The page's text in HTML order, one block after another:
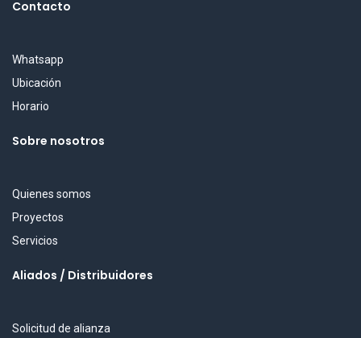
Contacto
Whatsapp
Ubicación
Horario
Sobre nosotros
Quienes somos
Proyectos
Servicios
Aliados / Distribuidores
Solicitud de alianza